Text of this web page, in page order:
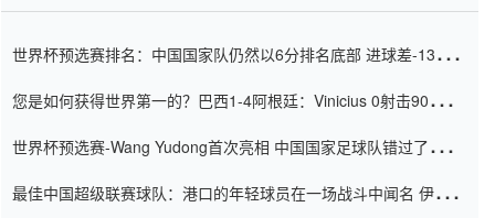
世界杯预选赛排名：中国国家队仍然以6分排名底部 进球差-13令人
您是如何获得世界第一的？巴西1-4阿根廷：Vinicius 0射击90分钟
世界杯预选赛-Wang Yudong首次亮相 中国国家足球队错过了世界
最佳中国超级联赛球队：港口的年轻球员在一场战斗中闻名 伊万放